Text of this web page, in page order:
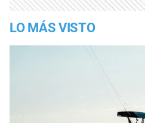
LO MÁS VISTO